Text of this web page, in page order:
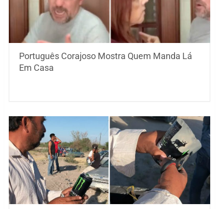
Português Corajoso Mostra Quem Manda Lá
Em Casa